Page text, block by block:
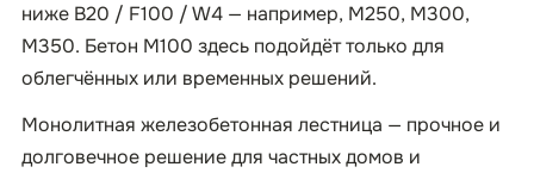
ниже B20 / F100 / W4 — например, М250, М300,
М350. Бетон М100 здесь подойдёт только для
облегчённых или временных решений.
Монолитная железобетонная лестница — прочное и
долговечное решение для частных домов и